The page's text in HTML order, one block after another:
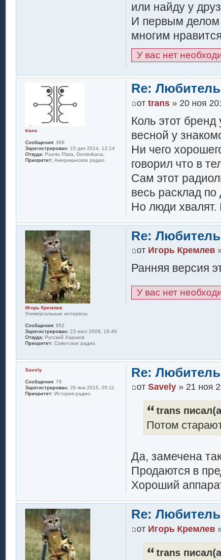
или найду у
И первым делом
многим
У вас нет
Re:
от trans» 20 ноя
Коль этот
весной у
Ни чего
говорил что в
Сам этот
весь расклад по
Но люди хвалят.
trans
Сообщения: 368
Зарегистрирован: 15 дек 2014, 12:14
Откуда: Puerto Plata, Dominikana,
Приоритет: Американское радио.
Re:
от Игорь Кремлев
Ранняя версия
У вас нет
Игорь Кремлев
Универсальные интересы
Сообщения: 952
Зарегистрирован: 23 июл 2009, 16:49
Откуда: Русский Харьков
Приоритет: Советское радио.
Re:
от Savely» 21 ноя
trans
Потом
Да, замечена
Продаются в
Хороший
Savely
Сообщения: 79
Зарегистрирован: 26 янв 2015, 05:11
Приоритет: История радио.
Re:
от Игорь Кремлев
trans